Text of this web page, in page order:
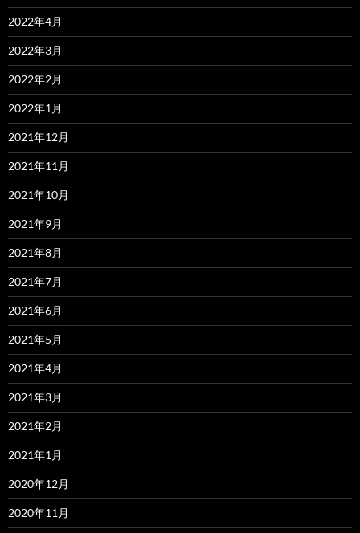
2022年4月
2022年3月
2022年2月
2022年1月
2021年12月
2021年11月
2021年10月
2021年9月
2021年8月
2021年7月
2021年6月
2021年5月
2021年4月
2021年3月
2021年2月
2021年1月
2020年12月
2020年11月